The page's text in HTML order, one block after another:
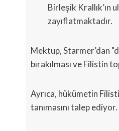
Birleşik Krallık’ın
zayıflatmaktadır.
Mektup, Starmer’dan
bırakılması ve Filistin
Ayrıca, hükümetin
tanımasını talep ediyor.